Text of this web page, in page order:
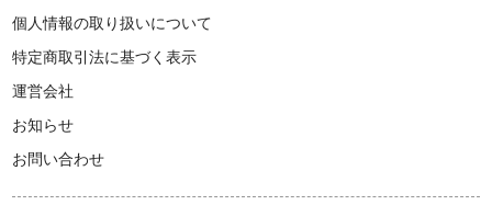
個人情報の取り扱いについて
特定商取引法に基づく表示
運営会社
お知らせ
お問い合わせ